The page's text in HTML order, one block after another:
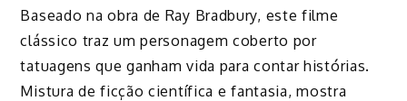
Baseado na obra de Ray Bradbury, este filme
clássico traz um personagem coberto por
tatuagens que ganham vida para contar histórias.
Mistura de ficção científica e fantasia, mostra